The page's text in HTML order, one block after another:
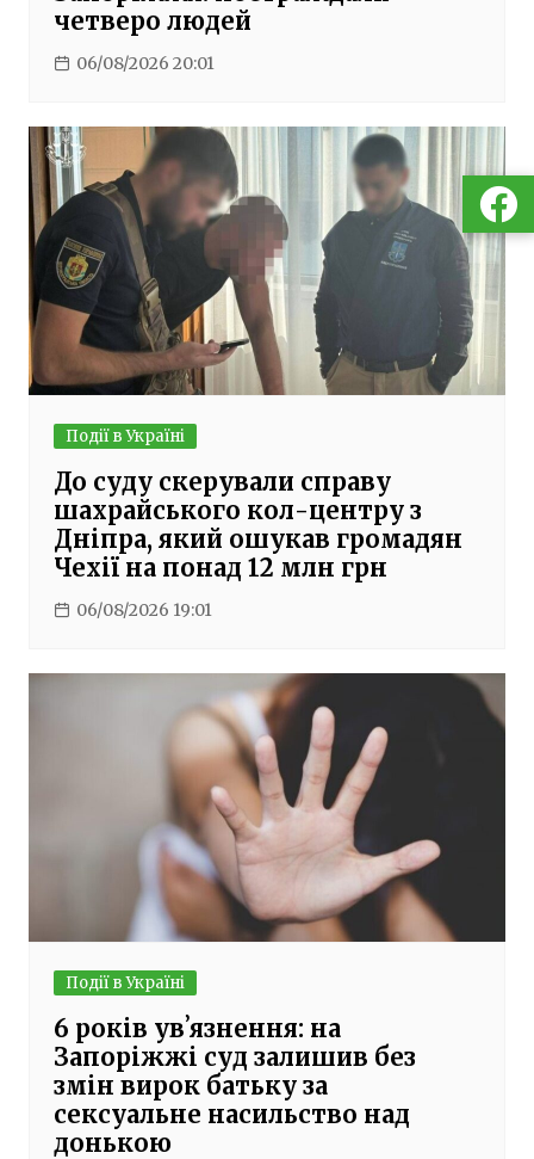
четверо людей
06/08/2026 20:01
Події в Україні
До суду скерували справу
шахрайського кол-центру з
Дніпра, який ошукав громадян
Чехії на понад 12 млн грн
06/08/2026 19:01
Події в Україні
6 років увʼязнення: на
Запоріжжі суд залишив без
змін вирок батьку за
сексуальне насильство над
донькою